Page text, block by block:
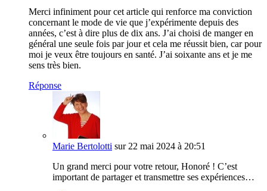
Merci infiniment pour cet article qui renforce ma conviction
concernant le mode de vie que j’expérimente depuis des
années, c’est à dire plus de dix ans. J’ai choisi de manger en
général une seule fois par jour et cela me réussit bien, car pour
moi je veux être toujours en santé. J’ai soixante ans et je me
sens très bien.
Réponse
Marie Bertolotti sur 22 mai 2024 à 20:51
Un grand merci pour votre retour, Honoré ! C’est
important de partager et transmettre ses expériences…